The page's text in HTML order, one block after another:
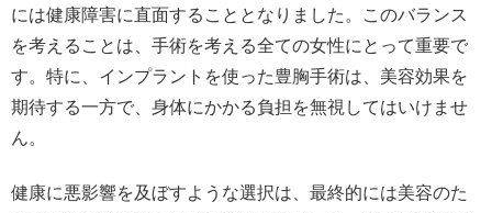
には健康障害に直面することとなりました。このバランス
を考えることは、手術を考える全ての女性にとって重要で
す。特に、インプラントを使った豊胸手術は、美容効果を
期待する一方で、身体にかかる負担を無視してはいけませ
ん。
健康に悪影響を及ぼすような選択は、最終的には美容のた